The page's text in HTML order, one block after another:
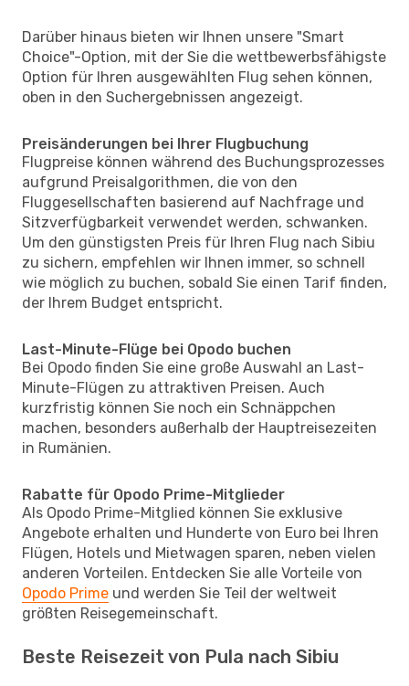
Darüber hinaus bieten wir Ihnen unsere "Smart
Choice"-Option, mit der Sie die wettbewerbsfähigste
Option für Ihren ausgewählten Flug sehen können,
oben in den Suchergebnissen angezeigt.
Preisänderungen bei Ihrer Flugbuchung
Flugpreise können während des Buchungsprozesses
aufgrund Preisalgorithmen, die von den
Fluggesellschaften basierend auf Nachfrage und
Sitzverfügbarkeit verwendet werden, schwanken.
Um den günstigsten Preis für Ihren Flug nach Sibiu
zu sichern, empfehlen wir Ihnen immer, so schnell
wie möglich zu buchen, sobald Sie einen Tarif finden,
der Ihrem Budget entspricht.
Last-Minute-Flüge bei Opodo buchen
Bei Opodo finden Sie eine große Auswahl an Last-
Minute-Flügen zu attraktiven Preisen. Auch
kurzfristig können Sie noch ein Schnäppchen
machen, besonders außerhalb der Hauptreisezeiten
in Rumänien.
Rabatte für Opodo Prime-Mitglieder
Als Opodo Prime-Mitglied können Sie exklusive
Angebote erhalten und Hunderte von Euro bei Ihren
Flügen, Hotels und Mietwagen sparen, neben vielen
anderen Vorteilen. Entdecken Sie alle Vorteile von
Opodo Prime und werden Sie Teil der weltweit
größten Reisegemeinschaft.
Beste Reisezeit von Pula nach Sibiu